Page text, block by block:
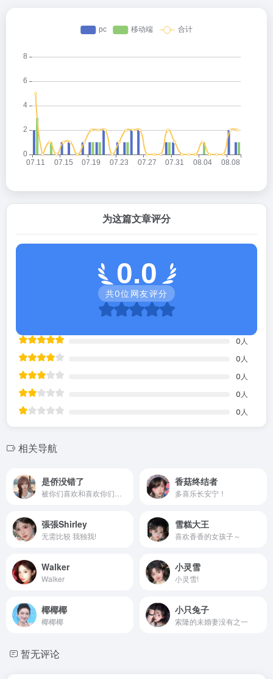
为这篇文章评分
0.0
共0位网友评分
0 人
0 人
0 人
0 人
0 人
相关导航
是侨没错了 香菇终结者
多喜乐长安宁！
張張Shirley
无需比较 我独我!
雪糕大王
喜欢香香的女孩子～
Walker
Walker
小灵雪
小灵雪!
椰椰椰
椰椰椰
小只兔子
索隆的未婚妻没有之一
暂无评论